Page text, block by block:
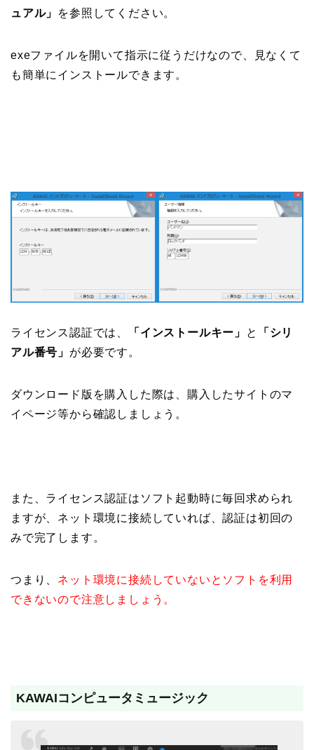
ュアル」
を参照してください。
exeファイルを開いて指示に従うだけなので、見なくて
も簡単にインストールできます。
ライセンス認証では、 「インストールキー」 と
「シリ
アル番号」 が必要です。
ダウンロード版を購入した際は、購入したサイトのマ
イページ等から確認しましょう。
また、ライセンス認証はソフト起動時に毎回求められ
ますが、ネット環境に接続していれば、認証は初回の
みで完了します。
つまり、 ネット環境に接続していないとソフトを利用
できないので注意しましょう。
KAWAIコンピュータミュージック